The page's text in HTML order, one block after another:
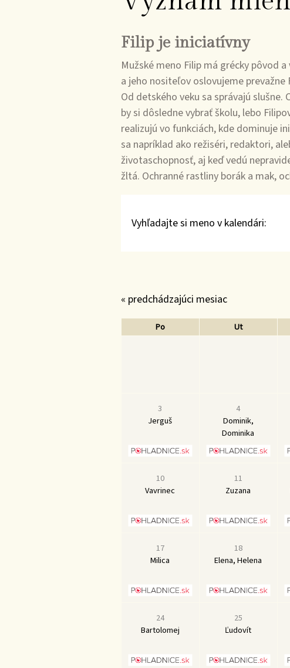
Filip je iniciatívny
Mužské meno Filip má grécky pôvod
a jeho nositeľov oslovujeme prevažne
Od detského veku sa správajú
by si dôsledne vybrať školu, lebo
realizujú vo funkciách, kde dominuje
sa napríklad ako režiséri, redaktori,
životaschopnosť, aj keď vedú
žltá. Ochranné rastliny borák a mak,
Vyhľadajte si meno v kalendári:
« predchádzajúci mesiac
Po Ut
3
Jerguš
4
Dominik,
Dominika
10
Vavrinec
11
Zuzana
17
Milica
18
Elena, Helena
24
Bartolomej
25
Ľudovít